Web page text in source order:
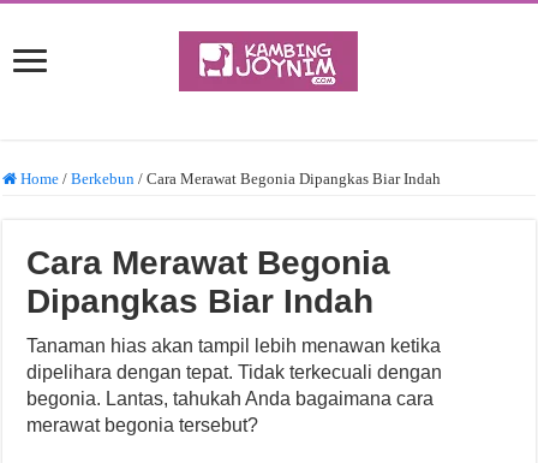
Home / Berkebun / Cara Merawat Begonia Dipangkas Biar Indah
Cara Merawat Begonia
Dipangkas Biar Indah
Tanaman hias akan tampil lebih menawan ketika
dipelihara dengan tepat. Tidak terkecuali dengan
begonia. Lantas, tahukah Anda bagaimana cara
merawat begonia tersebut?